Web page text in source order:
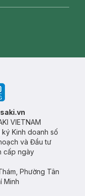
VIETNAM
Kinh doanh số
và Đầu tư
cấp ngày
Phường Tân
Minh